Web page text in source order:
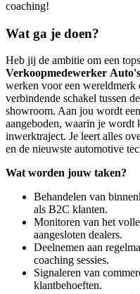
coaching!
Wat ga je doen?
Heb jij de ambitie om een
Verkoopmedewerker Auto's
werken voor een wereldmerk
verbindende schakel tussen
showroom. Aan jou wordt
aangeboden, waarin je wordt
inwerktraject. Je leert alles
en de nieuwste automotive
Wat worden jouw taken?
Behandelen van
als B2C klanten.
Monitoren van het
aangesloten dealers.
Deelnemen aan
coaching sessies.
Signaleren van
klantbehoeften.